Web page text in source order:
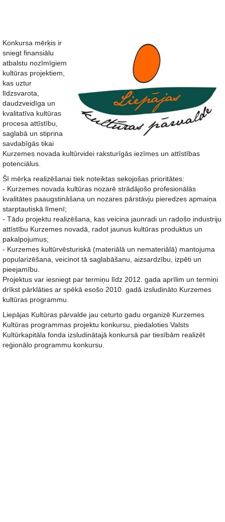
Konkursa mērķis ir
sniegt finansiālu
atbalstu nozīmīgiem
kultūras projektiem,
kas uztur
līdzsvarota,
daudzveidīga un
kvalitatīva kultūras
procesa attīstību,
saglabā un stiprina
savdabīgās tikai
Kurzemes novada kultūrvidei raksturīgās iezīmes un attīstības
potenciālus.
Šī mērķa realizēšanai tiek noteiktas sekojošas prioritātes:
- Kurzemes novada kultūras nozarē strādājošo profesionālās
kvalitātes paaugstināšana un nozares pārstāvju pieredzes apmaiņa
starptautiskā līmenī;
- Tādu projektu realizēšana, kas veicina jaunradi un radošo industriju
attīstību Kurzemes novadā, radot jaunus kultūras produktus un
pakalpojumus;
- Kurzemes kultūrvēsturiskā (materiālā un nemateriālā) mantojuma
popularizēšana, veicinot tā saglabāšanu, aizsardzību, izpēti un
pieejamību.
Projektus var iesniegt par termiņu līdz 2012. gada aprīlim un termiņi
drīkst pārklāties ar spēkā esošo 2010. gadā izsludināto Kurzemes
kultūras programmu.
Liepājas Kultūras pārvalde jau ceturto gadu organizē Kurzemes
Kultūras programmas projektu konkursu, piedaloties Valsts
Kultūrkapitāla fonda izsludinātajā konkursā par tiesībām realizēt
reģionālo programmu konkursu.